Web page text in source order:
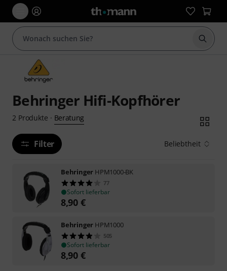
Suche
Behringer Hifi-Kopfhörer
2 Produkte · Beratung
Filter Beliebtheit
Behringer HPM1000-BK
77
Sofort lieferbar
8,90 €
Behringer HPM1000
505
Sofort lieferbar
8,90 €